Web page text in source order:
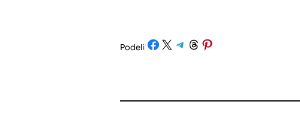
Podeli/Share on Facebook
Share on X Share on Telegram
Share on Threads
Share on Pinterest